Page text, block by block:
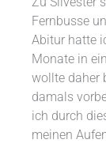
Fernbusse
Abitur hatte
Monate in
wollte daher
damals
ich durch
meinen